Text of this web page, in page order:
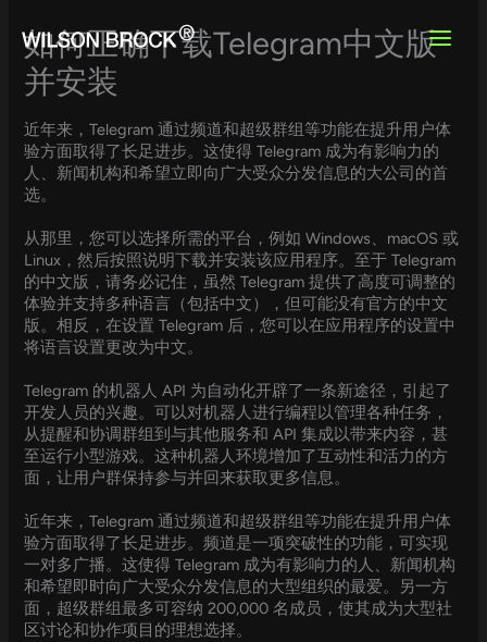
content
如何正确下载Telegram中文版
并安装
近年来，Telegram 通过频道和超级群组等功能在提升用户体
验方面取得了长足进步。这使得 Telegram 成为有影响力的
人、新闻机构和希望立即向广大受众分发信息的大公司的首
选。
从那里，您可以选择所需的平台，例如 Windows、macOS 或
Linux，然后按照说明下载并安装该应用程序。至于 Telegram
的中文版，请务必记住，虽然 Telegram 提供了高度可调整的
体验并支持多种语言（包括中文），但可能没有官方的中文
版。相反，在设置 Telegram 后，您可以在应用程序的设置中
将语言设置更改为中文。
Telegram 的机器人 API 为自动化开辟了一条新途径，引起了
开发人员的兴趣。可以对机器人进行编程以管理各种任务，
从提醒和协调群组到与其他服务和 API 集成以带来内容，甚
至运行小型游戏。这种机器人环境增加了互动性和活力的方
面，让用户群保持参与并回来获取更多信息。
近年来，Telegram 通过频道和超级群组等功能在提升用户体
验方面取得了长足进步。频道是一项突破性的功能，可实现
一对多广播。这使得 Telegram 成为有影响力的人、新闻机构
和希望即时向广大受众分发信息的大型组织的最爱。另一方
面，超级群组最多可容纳 200,000 名成员，使其成为大型社
区讨论和协作项目的理想选择。